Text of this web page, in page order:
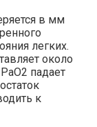
в мм
легких.
около
падает
к